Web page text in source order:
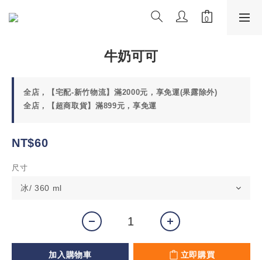
牛奶可可
全店，【宅配-新竹物流】滿2000元，享免運(果露除外)
全店，【超商取貨】滿899元，享免運
NT$60
尺寸
加入購物車 立即購買